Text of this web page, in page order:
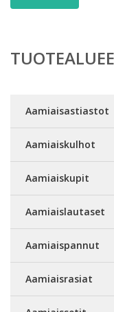
Aamiaisastiastot
Aamiaiskulhot
Aamiaiskupit
Aamiaislautaset
Aamiaispannut
Aamiaisrasiat